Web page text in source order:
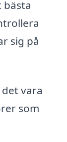
sig på
vara
som